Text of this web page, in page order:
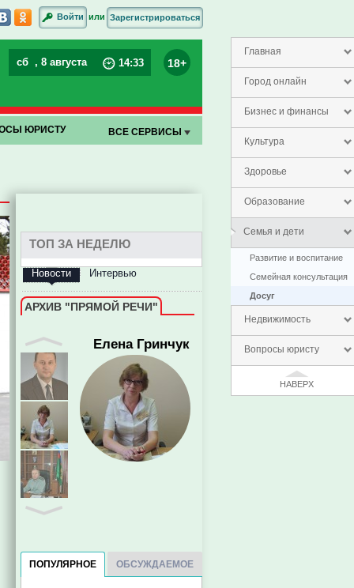
Главная
Город онлайн
Бизнес и финансы
Культура
Здоровье
Образование
Семья и дети
Развитие и воспитание
Семейная консультация
Досуг
Недвижимость
Вопросы юристу
НАВЕРХ
Войти или Зарегистрироваться
сб , 8 августа 14:33 18+
ЮРИСТУ ВСЕ СЕРВИСЫ
ТОП ЗА НЕДЕЛЮ
Новости Интервью
АРХИВ "ПРЯМОЙ РЕЧИ"
Елена Гринчук
ПОПУЛЯРНОЕ ОБСУЖДАЕМОЕ